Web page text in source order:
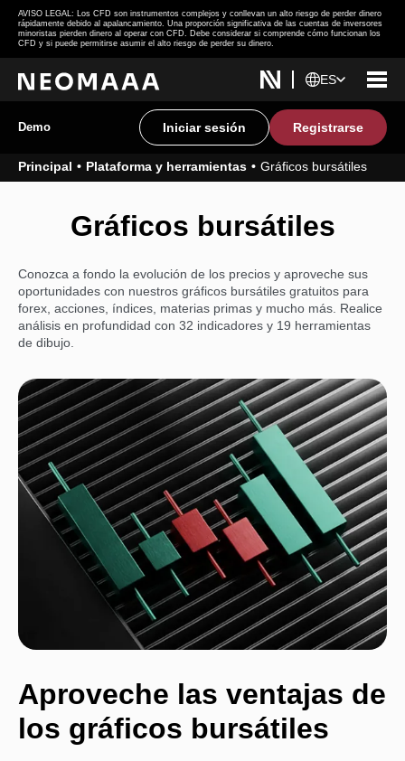
AVISO LEGAL: Los CFD son instrumentos complejos y conllevan un alto riesgo de perder dinero
rápidamente debido al apalancamiento. Una proporción significativa de las cuentas de inversores
minoristas pierden dinero al operar con CFD. Debe considerar si comprende cómo funcionan los
CFD y si puede permitirse asumir el alto riesgo de perder su dinero.
ES
Demo Iniciar sesión Registrarse
Principal Plataforma y herramientas Gráficos bursátiles
Gráficos bursátiles
Conozca a fondo la evolución de los precios y aproveche sus
oportunidades con nuestros gráficos bursátiles gratuitos para
forex, acciones, índices, materias primas y mucho más. Realice
análisis en profundidad con 32 indicadores y 19 herramientas
de dibujo.
Aproveche las ventajas de
los gráficos bursátiles